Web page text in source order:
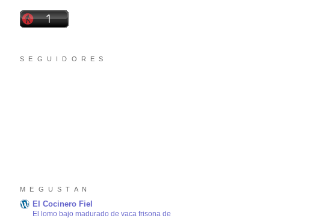
S E G U I D O R E S
M E G U S T A N
El Cocinero Fiel
El lomo bajo madurado de vaca frisona de